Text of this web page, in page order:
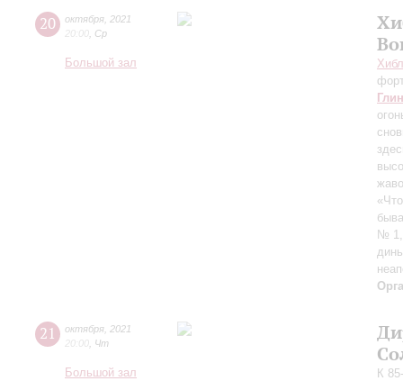
20 октября 2021
20:00 Ср
Большой зал
№ 1,
21 октября 2021
20:00 Чт
Большой зал
К